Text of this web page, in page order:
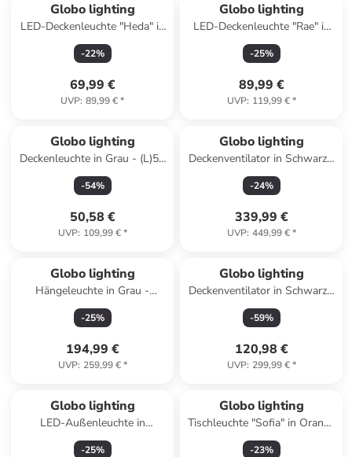
Globo lighting
LED-Deckenleuchte "Heda" in
Gold - (H)4,7 x Ø 35 cm
-22%
69,99 €
UVP: 89,99 €*
Globo lighting
LED-Deckenleuchte "Rae" in
Schwarz - (B)45,5 x (H)12 x
(T)7,2 cm
-25%
89,99 €
UVP: 119,99 €*
Globo lighting
Deckenleuchte in Grau - (L)53
x (B)6 x (H)14,5 cm
-54%
50,58 €
UVP: 109,99 €*
Globo lighting
Deckenventilator in Schwarz -
(H)37,2 x Ø 13,2 cm
-24%
339,99 €
UVP: 449,99 €*
Globo lighting
Hängeleuchte in Grau -
(H)120 x Ø 35 cm
-25%
194,99 €
UVP: 259,99 €*
Globo lighting
Deckenventilator in Schwarz -
(H)18 x Ø 50 cm
-59%
120,98 €
UVP: 299,99 €*
Globo lighting
LED-Außenleuchte in
Anthrazit - (B)10 x (H)12,5 cm
-25%
Globo lighting
Tischleuchte "Sofia" in Orange
- (H)50 x Ø 26,5 cm
-23%